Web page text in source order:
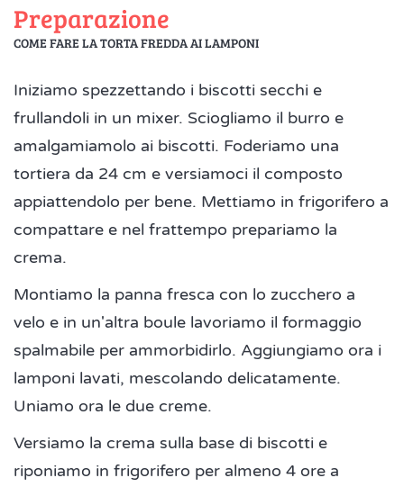
Preparazione
COME FARE LA TORTA FREDDA AI LAMPONI
Iniziamo spezzettando i biscotti secchi e
frullandoli in un mixer. Sciogliamo il burro e
amalgamiamolo ai biscotti. Foderiamo una
tortiera da 24 cm e versiamoci il composto
appiattendolo per bene. Mettiamo in frigorifero a
compattare e nel frattempo prepariamo la
crema.
Montiamo la panna fresca con lo zucchero a
velo e in un'altra boule lavoriamo il formaggio
spalmabile per ammorbidirlo. Aggiungiamo ora i
lamponi lavati, mescolando delicatamente.
Uniamo ora le due creme.
Versiamo la crema sulla base di biscotti e
riponiamo in frigorifero per almeno 4 ore a